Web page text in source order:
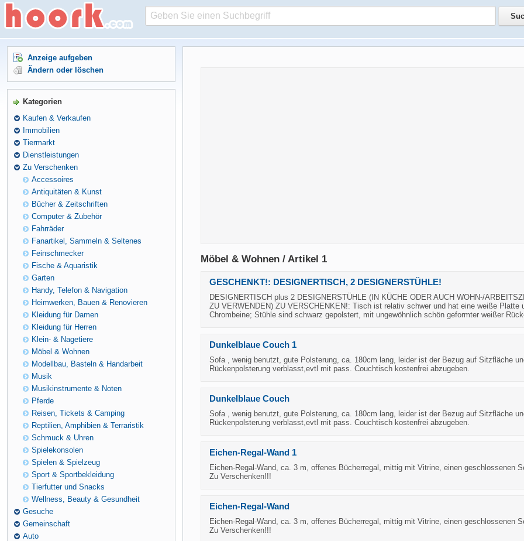
Möbel & Wohnen / Artikel 1
GESCHENKT!: DESIGNERTISCH, 2 DESIGNERSTÜHLE!
DESIGNERTISCH plus 2 DESIGNERSTÜHLE (IN KÜCHE ODER AUCH WOHN-/
ZU VERWENDEN) ZU VERSCHENKEN!: Tisch ist relativ schwer und hat eine weiße Platte
Chrombeine; Stühle sind schwarz gepolstert, mit ungewöhnlich schön geformter weißer
Dunkelblaue Couch 1
Sofa , wenig benutzt, gute Polsterung, ca. 180cm lang, leider ist der Bezug auf Sitzfläche
Rückenpolsterung verblasst,evtl mit pass. Couchtisch kostenfrei abzugeben.
Dunkelblaue Couch
Sofa , wenig benutzt, gute Polsterung, ca. 180cm lang, leider ist der Bezug auf Sitzfläche
Rückenpolsterung verblasst,evtl mit pass. Couchtisch kostenfrei abzugeben.
Eichen-Regal-Wand 1
Eichen-Regal-Wand, ca. 3 m, offenes Bücherregal, mittig mit Vitrine, einen geschlossenen
Zu Verschenken!!!
Eichen-Regal-Wand
Eichen-Regal-Wand, ca. 3 m, offenes Bücherregal, mittig mit Vitrine, einen geschlossenen
Zu Verschenken!!!
Anzeige aufgeben
Ändern oder löschen
Kategorien
Kaufen & Verkaufen
Immobilien
Tiermarkt
Dienstleistungen
Zu Verschenken
Accessoires
Antiquitäten & Kunst
Bücher & Zeitschriften
Computer & Zubehör
Fahrräder
Fanartikel, Sammeln & Seltenes
Feinschmecker
Fische & Aquaristik
Garten
Handy, Telefon & Navigation
Heimwerken, Bauen & Renovieren
Kleidung für Damen
Kleidung für Herren
Klein- & Nagetiere
Möbel & Wohnen
Modellbau, Basteln & Handarbeit
Musik
Musikinstrumente & Noten
Pferde
Reisen, Tickets & Camping
Reptilien, Amphibien & Terraristik
Schmuck & Uhren
Spielekonsolen
Spielen & Spielzeug
Sport & Sportbekleidung
Tierfutter und Snacks
Wellness, Beauty & Gesundheit
Gesuche
Gemeinschaft
Auto